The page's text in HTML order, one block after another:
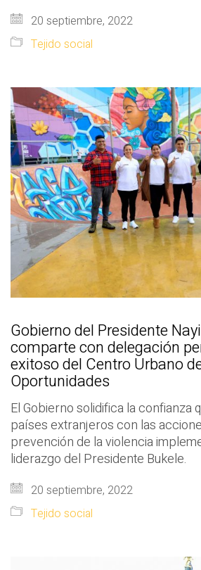
20 septiembre, 2022
Tejido social
Gobierno del Presidente
comparte con delegación
exitoso del Centro Urbano
Oportunidades
El Gobierno solidifica la confianza
países extranjeros con las
prevención de la violencia
liderazgo del Presidente Bukele.
20 septiembre, 2022
Tejido social